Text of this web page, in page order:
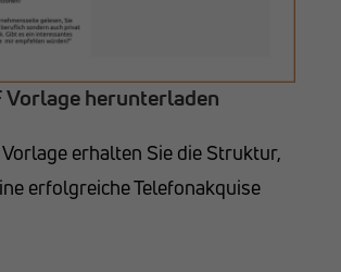
Vorlage herunterladen
erhalten Sie die Struktur,
erfolgreiche Telefonakquise